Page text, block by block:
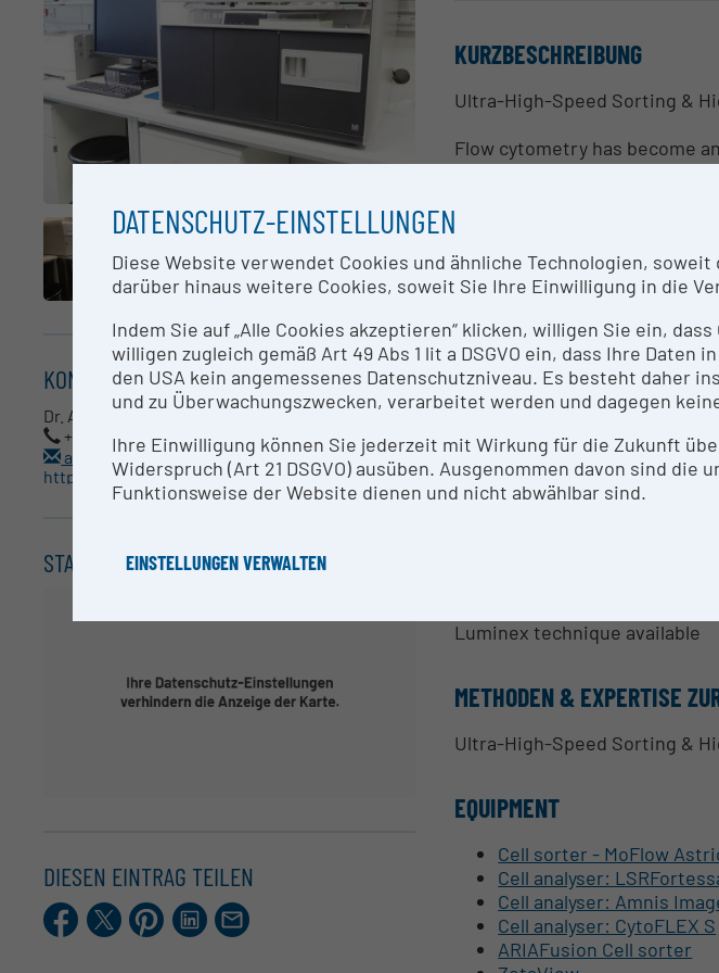
KURZBESCHREIBUNG
Ultra-High-Speed Sorting &
Flow cytometry has become
exploit this technology, great
ANSPRECHPERSON
Dr. Andreas Spittler
RESEARCH SERVICES
Ultra-High-Speed Sorting – 6
Sorting heterogeneous cell
Sorting under temperature
Standalone analysis
Luminex technique available
METHODEN & EXPERTISE
Ultra-High-Speed Sorting &
EQUIPMENT
Cell sorter - MoFlow
Cell analyser:
Cell analyser: Amnis
Cell analyser: CytoFLEX S
ARIAFusion Cell sorter
KONTAKT
Dr. Andreas Spittler
+43 (0)1 40400-73540
andreas.spittler@meduniwien.ac.at
http://corefacilities.meduniwien.ac.at/flow-cytometry/?L=1
STANDORT
DIESEN EINTRAG TEILEN
Facebook
X.comPinterestLinkedIn
E-
Mail
DATENSCHUTZ-EINSTELLUNGEN
Diese Website verwendet Cookies und ähnliche Technologien,
darüber hinaus weitere Cookies, soweit Sie Ihre Einwilligung in die
Indem Sie auf „Alle Cookies akzeptieren“ klicken, willigen Sie ein,
willigen zugleich gemäß Art 49 Abs 1 lit a DSGVO ein, dass Ihre
den USA kein angemessenes Datenschutzniveau. Es besteht daher
und zu Überwachungszwecken, verarbeitet werden und dagegen
Ihre Einwilligung können Sie jederzeit mit Wirkung für die Zukunft
Widerspruch (Art 21 DSGVO) ausüben. Ausgenommen davon sind
Funktionsweise der Website dienen und nicht abwählbar sind.
EINSTELLUNGEN VERWALTEN